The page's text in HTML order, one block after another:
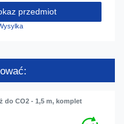
przedmiot
do CO2 - 1,5 m, komplet